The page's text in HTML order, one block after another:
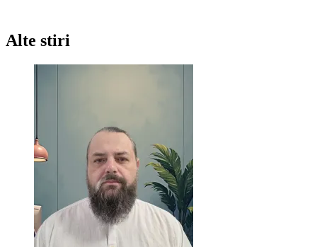
Craciun
Alte stiri